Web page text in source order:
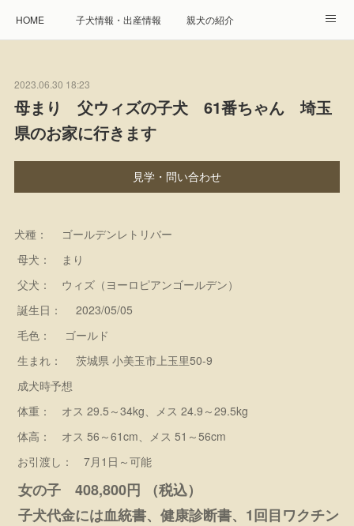
HOME 子犬情報・出産情報 親犬の紹介
アクセス
プレジール親睦会 特定商取引に基づく表記
2023.06.30 18:23
母まり 父ウィズの子犬 61番ちゃん 埼玉
県のお家に行きます
見学・問い合わせ
犬種： ゴールデンレトリバー
母犬： まり
父犬： ウィズ（ヨーロピアンゴールデン）
誕生日： 2023/05/05
毛色： ゴールド
生まれ： 茨城県 小美玉市上玉里50-9
成犬時予想
体重： オス 29.5～34kg、メス 24.9～29.5kg
体高： オス 56～61cm、メス 51～56cm
お引渡し： 7月1日～可能
女の子 408,800円 （税込）
子犬代金には血統書、健康診断書、1回目ワクチン